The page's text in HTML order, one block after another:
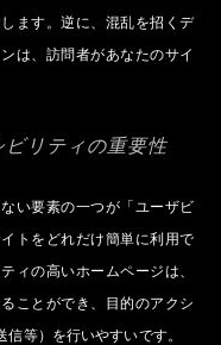
ます。逆に、混乱を招くデ
は、訪問者があなたのサイ
リティの重要性
い要素の一つが「ユーザビ
トをどれだけ簡単に利用で
ィの高いホームページは、
ことができ、目的のアクシ
等）を行いやすいです。